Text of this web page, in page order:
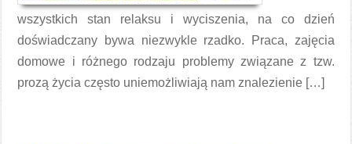
wszystkich stan relaksu i wyciszenia, na co dzień
doświadczany bywa niezwykle rzadko. Praca, zajęcia
domowe i różnego rodzaju problemy związane z tzw.
prozą życia często uniemożliwiają nam znalezienie […]